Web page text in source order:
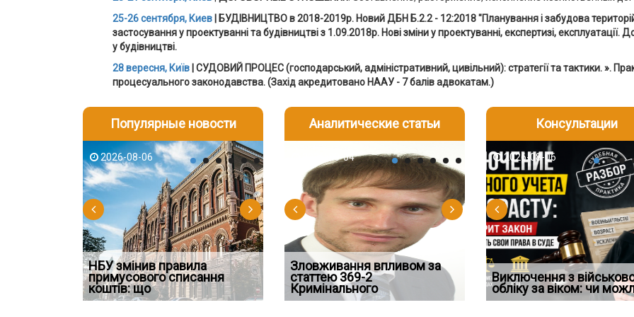
25-26 сентября, Киев | БУДІВНИЦТВО в 2018-2019р. Новий ДБН Б.2.2 - 12:2018 "Планування і забудова
застосування у проектуванні та будівництві з 1.09.2018р. Нові зміни у проектуванні, експертизі, експлуатації.
у будівництві.
28 вересня, Київ | СУДОВИЙ ПРОЦЕС (господарський, адміністративний, цивільний): стратегії та тактики.».
процесуального законодавства.(Захід акредитовано НААУ - 7 балів адвокатам.)
Популярные новости
2026-08-06
НБУ змінив правила
примусового списання
коштів: що
Якщо суд встановив для
відшкодування шкоди
наявніс
2026-08-05
Чоловік помер, але позика
залишилася: як фраза «на
Аналитические статьи
2026-08-03
Водії можуть отримати
компенсацію за незаконні
дії
2026-08-04
Зловживання впливом за
статтею 369-2
Кримінального
2026-08-04
Переоформлення
відстрочки за іншою
підставою: нов
Консультации
2026-08-05
Особливості захисту у
кримінальному
провадженні: я
2026-08-06
Виключення з
обліку за віком: чи
2026-07-30
Восьмий ААС
підтвердив, що
скас